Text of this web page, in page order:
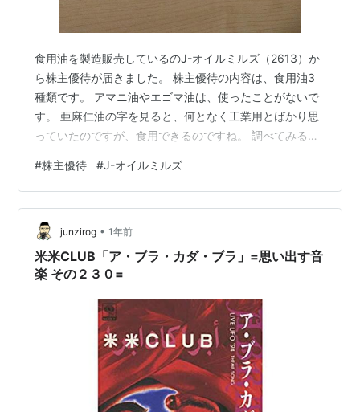
食用油を製造販売しているのJ-オイルミルズ（2613）か
ら株主優待が届きました。 株主優待の内容は、食用油3
種類です。 アマニ油やエゴマ油は、使ったことがないで
す。 亜麻仁油の字を見ると、何となく工業用とばかり思
っていたのですが、食用できるのですね。 調べてみる
たので、サラダなどで一度使ってみようと思います。
（株主優待といえども、おすすめレシピを入れてくれる
と嬉しいのにな〜） そして、去年にはなかったオリーブ
オイルの復活は、嬉しいです。 オリーブオイルは、随分
高くなってしまったので、もう自分で買う気にはなれま
せん。 （ちなみに頂いたオリーブオ…
#株主優待 #J-オイルミルズ
junzirog • 1年前
米米CLUB「ア・ブラ・カダ・ブラ」=思い出す音
楽 その２３０=